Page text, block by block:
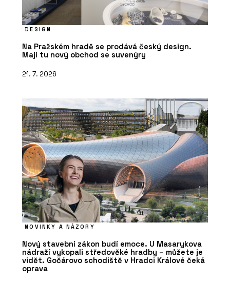
DESIGN
Na Pražském hradě se prodává český design.
Mají tu nový obchod se suvenýry
21. 7. 2026
NOVINKY A NÁZORY
Nový stavební zákon budí emoce. U Masarykova
nádraží vykopali středověké hradby – můžete je
vidět. Gočárovo schodiště v Hradci Králové čeká
oprava